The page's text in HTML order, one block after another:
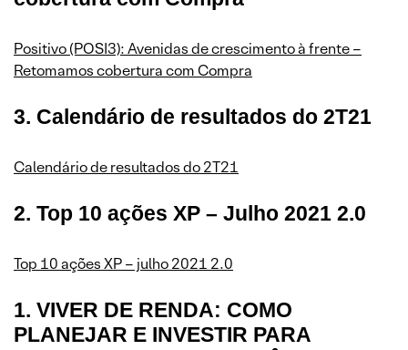
Positivo (POSI3): Avenidas de crescimento à frente –
Retomamos cobertura com Compra
3. Calendário de resultados do 2T21
Calendário de resultados do 2T21
2. Top 10 ações XP – Julho 2021 2.0
Top 10 ações XP – julho 2021 2.0
1. VIVER DE RENDA: COMO
PLANEJAR E INVESTIR PARA